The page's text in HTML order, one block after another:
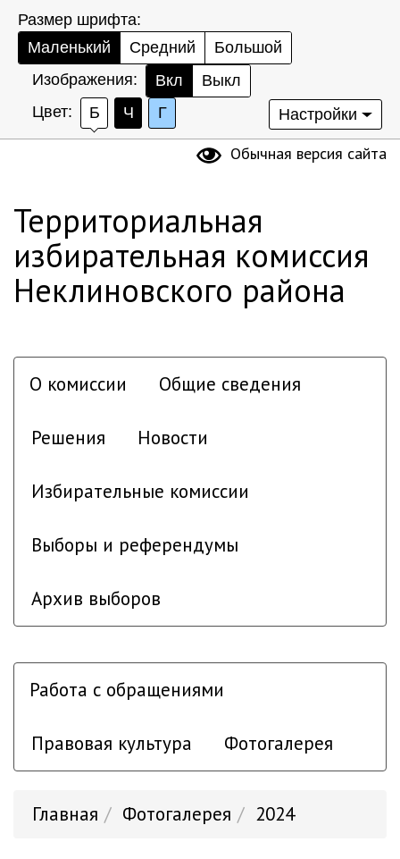
Размер шрифта:
Маленький
Средний
Большой
Изображения:
Вкл
Выкл
Цвет:
Б Ч Г Настройки
Обычная версия сайта
Территориальная
избирательная комиссия
Неклиновского района
О комиссии Общие сведения
Решения Новости
Избирательные комиссии
Выборы и референдумы
Архив выборов
Работа с обращениями
Правовая культура Фотогалерея
Главная Фотогалерея 2024